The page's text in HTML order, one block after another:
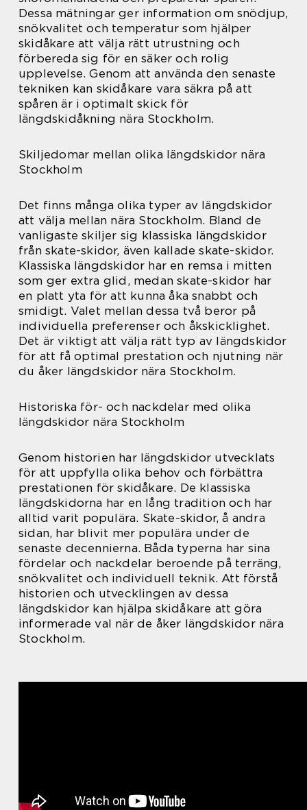
Dessa mätningar ger information om snödjup,
snökvalitet och temperatur som hjälper
skidåkare att välja rätt utrustning och
förbereda sig för en säker och rolig
upplevelse. Genom att använda den senaste
tekniken kan skidåkare vara säkra på att
spåren är i optimalt skick för
längdskidåkning nära Stockholm.
Skiljedomar mellan olika längdskidor nära
Stockholm
Det finns många olika typer av längdskidor
att välja mellan nära Stockholm. Bland de
vanligaste skiljer sig klassiska längdskidor
från skate-skidor, även kallade skate-skidor.
Klassiska längdskidor har en remsa i mitten
som ger extra glid, medan skate-skidor har
en platt yta för att kunna åka snabbt och
smidigt. Valet mellan dessa två beror på
individuella preferenser och åkskicklighet.
Det är viktigt att välja rätt typ av längdskidor
för att få optimal prestation och njutning när
du åker längdskidor nära Stockholm.
Historiska för- och nackdelar med olika
längdskidor nära Stockholm
Genom historien har längdskidor utvecklats
för att uppfylla olika behov och förbättra
prestationen för skidåkare. De klassiska
längdskidorna har en lång tradition och har
alltid varit populära. Skate-skidor, å andra
sidan, har blivit mer populära under de
senaste decennierna. Båda typerna har sina
fördelar och nackdelar beroende på terräng,
snökvalitet och individuell teknik. Att förstå
historien och utvecklingen av dessa
längdskidor kan hjälpa skidåkare att göra
informerade val när de åker längdskidor nära
Stockholm.